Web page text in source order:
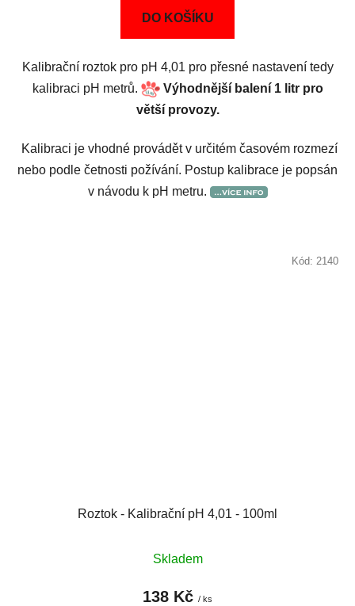
DO KOŠÍKU
Kalibrační roztok pro pH 4,01 pro přesné nastavení tedy
kalibraci pH metrů.
Výhodnější balení 1 litr pro
větší provozy.
Kalibraci je vhodné provádět v určitém časovém rozmezí
nebo podle četnosti požívání. Postup kalibrace je popsán
v návodu k pH metru.
Roztok - Kalibrační pH 4,01 - 100ml
Skladem
138 Kč / ks
Kód: 2140